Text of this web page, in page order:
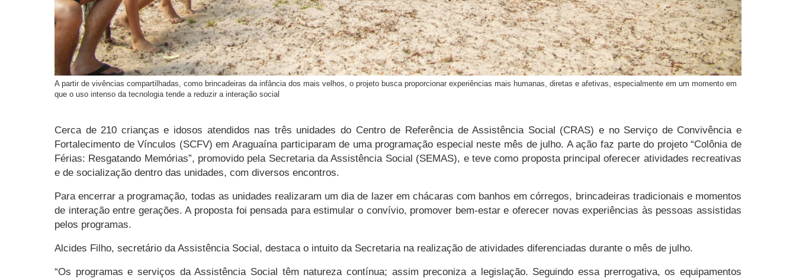
A partir de vivências compartilhadas, como brincadeiras da infância dos mais velhos, o projeto busca proporcionar experiências mais humanas, diretas e afetivas, especialmente em um momento em
que o uso intenso da tecnologia tende a reduzir a interação social
Cerca de 210 crianças e idosos atendidos nas três unidades do Centro de Referência de Assistência Social (CRAS) e no Serviço de Convivência e
Fortalecimento de Vínculos (SCFV) em Araguaína participaram de uma programação especial neste mês de julho. A ação faz parte do projeto “Colônia de
Férias: Resgatando Memórias”, promovido pela Secretaria da Assistência Social (SEMAS), e teve como proposta principal oferecer atividades recreativas
e de socialização dentro das unidades, com diversos encontros.
Para encerrar a programação, todas as unidades realizaram um dia de lazer em chácaras com banhos em córregos, brincadeiras tradicionais e momentos
de interação entre gerações. A proposta foi pensada para estimular o convívio, promover bem-estar e oferecer novas experiências às pessoas assistidas
pelos programas.
Alcides Filho, secretário da Assistência Social, destaca o intuito da Secretaria na realização de atividades diferenciadas durante o mês de julho.
“Os programas e serviços da Assistência Social têm natureza contínua; assim preconiza a legislação. Seguindo essa prerrogativa, os equipamentos